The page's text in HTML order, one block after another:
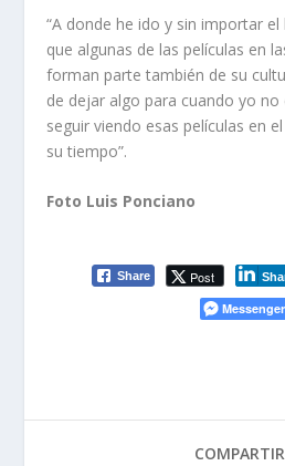
“A donde he ido y sin importar
que algunas de las películas en
forman parte también de su
de dejar algo para cuando yo no
seguir viendo esas películas en
su tiempo”.
Foto Luis Ponciano
Share Post
Messenger